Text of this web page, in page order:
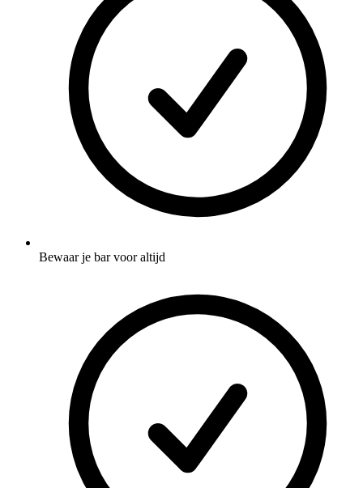
Bewaar je bar voor altijd